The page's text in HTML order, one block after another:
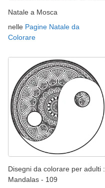
Natale a Mosca
nelle Pagine Natale da
Colorare
Disegni da colorare per adulti :
Mandalas - 109